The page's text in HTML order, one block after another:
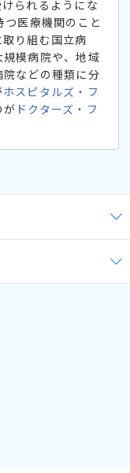
られるようにな
医療機関のこと
り組む国立病
模病院や、地域
などの種類に分
ホスピタルズ・フ
が ドクターズ・フ